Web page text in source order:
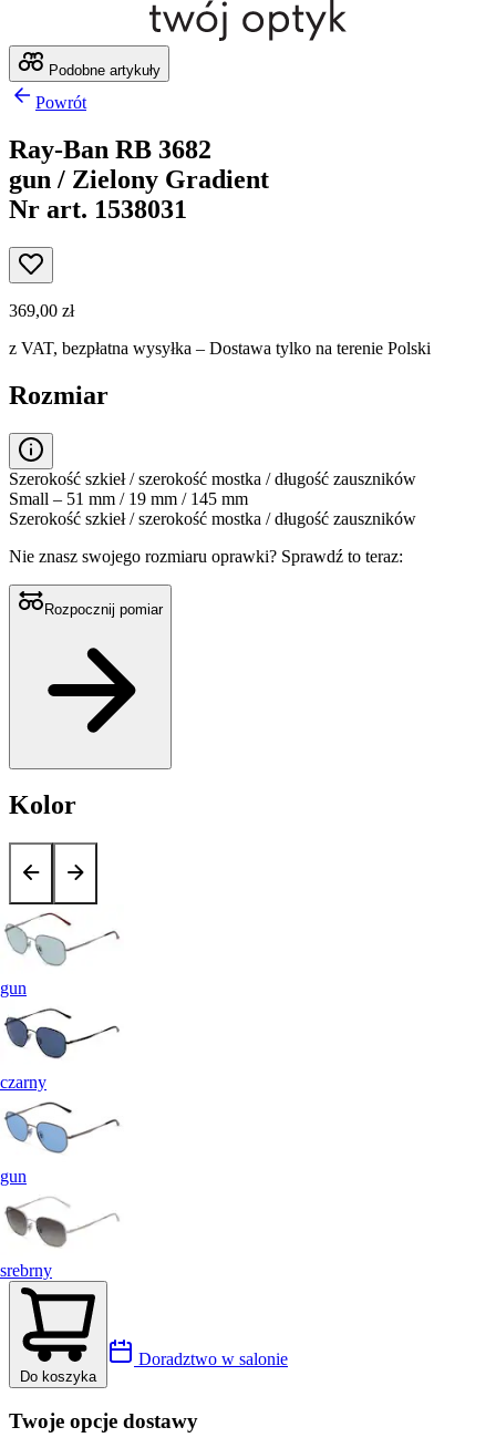
Podobne artykuły
Powrót
Ray-Ban RB 3682
gun / Zielony Gradient
Nr art. 1538031
369,00 zł
z VAT, bezpłatna wysyłka – Dostawa tylko na terenie Polski
Rozmiar
Szerokość szkieł / szerokość mostka / długość zauszników
Small – 51 mm / 19 mm / 145 mm
Szerokość szkieł / szerokość mostka / długość zauszników
Nie znasz swojego rozmiaru oprawki? Sprawdź to teraz:
Rozpocznij pomiar
Kolor
gun
czarny
gun
srebrny
Do koszyka
Doradztwo w salonie
Twoje opcje dostawy